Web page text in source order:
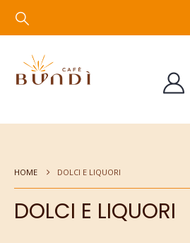
HOME DOLCI E LIQUORI
DOLCI E LIQUORI